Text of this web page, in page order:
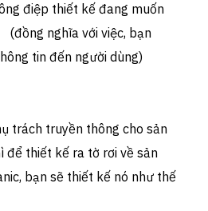
điệp thiết kế đang muốn
nghĩa với việc, bạn
tin đến người dùng)
trách truyền thông cho sản
để thiết kế ra tờ rơi về sản
bạn sẽ thiết kế nó như thế